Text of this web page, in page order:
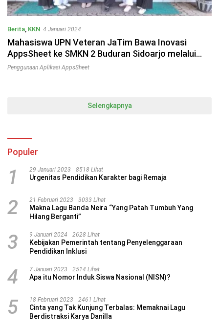
Berita, KKN 4 Januari 2024
Mahasiswa UPN Veteran JaTim Bawa Inovasi
AppsSheet ke SMKN 2 Buduran Sidoarjo melalui
Program KKN MBKM
Penggunaan Aplikasi AppsSheet
Selengkapnya
Populer
1 29 Januari 2023 8518 Lihat
Urgenitas Pendidikan Karakter bagi Remaja
2 21 Februari 2023 3033 Lihat
Makna Lagu Banda Neira “Yang Patah Tumbuh Yang
Hilang Berganti”
3 9 Januari 2024 2628 Lihat
Kebijakan Pemerintah tentang Penyelenggaraan
Pendidikan Inklusi
4 7 Januari 2023 2514 Lihat
Apa itu Nomor Induk Siswa Nasional (NISN)?
5 18 Februari 2023 2461 Lihat
Cinta yang Tak Kunjung Terbalas: Memaknai Lagu
Berdistraksi Karya Danilla